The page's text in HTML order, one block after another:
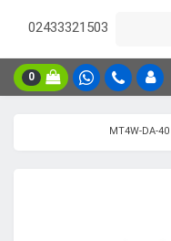
02433321503
0